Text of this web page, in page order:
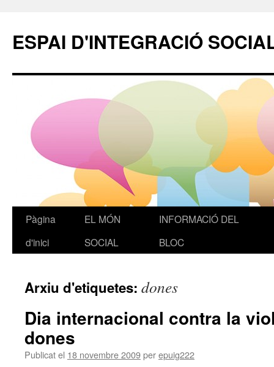
ESPAI D'INTEGRACIÓ
Vés
Pàgina
d'inici
EL MÓN
SOCIAL
INFORMACIÓ DEL
BLOC
Arxiu d'etiquetes: dones
Dia internacional contra la
dones
Publicat el 18 novembre 2009perepuig222